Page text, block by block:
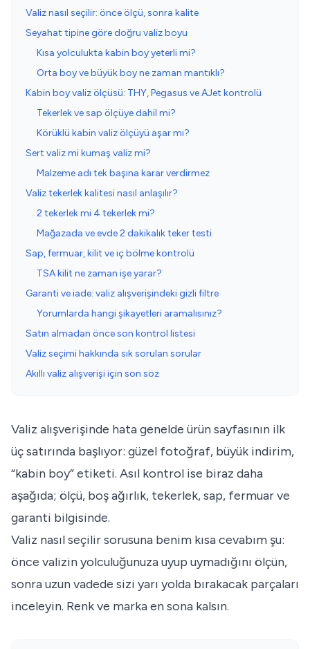
Valiz nasıl seçilir: önce ölçü, sonra kalite
Seyahat tipine göre doğru valiz boyu
Kısa yolculukta kabin boy yeterli mi?
Orta boy ve büyük boy ne zaman mantıklı?
Kabin boy valiz ölçüsü: THY, Pegasus ve AJet kontrolü
Tekerlek ve sap ölçüye dahil mi?
Körüklü kabin valiz ölçüyü aşar mı?
Sert valiz mi kumaş valiz mi?
Malzeme adı tek başına karar verdirmez
Valiz tekerlek kalitesi nasıl anlaşılır?
2 tekerlek mi 4 tekerlek mi?
Mağazada ve evde 2 dakikalık teker testi
Sap, fermuar, kilit ve iç bölme kontrolü
TSA kilit ne zaman işe yarar?
Garanti ve iade: valiz alışverişindeki gizli filtre
Yorumlarda hangi şikayetleri aramalısınız?
Satın almadan önce son kontrol listesi
Valiz seçimi hakkında sık sorulan sorular
Akıllı valiz alışverişi için son söz
Valiz alışverişinde hata genelde ürün sayfasının ilk
üç satırında başlıyor: güzel fotoğraf, büyük indirim,
“kabin boy” etiketi. Asıl kontrol ise biraz daha
aşağıda; ölçü, boş ağırlık, tekerlek, sap, fermuar ve
garanti bilgisinde.
Valiz nasıl seçilir sorusuna benim kısa cevabım şu:
önce valizin yolculuğunuza uyup uymadığını ölçün,
sonra uzun vadede sizi yarı yolda bırakacak parçaları
inceleyin. Renk ve marka en sona kalsın.